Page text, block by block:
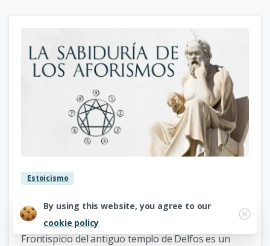
5
Estoicismo
La sabiduría de los aforismos
«Conócete a ti mismo»Esta famosa frase del
Frontispicio del antiguo templo de Delfos es un
By using this website, you agree to our
cookie policy